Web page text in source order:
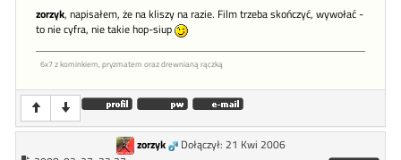
zorzyk, napisałem, że na kliszy na razie. Film trzeba skończyć, wywołać -
to nie cyfra, nie takie hop-siup
6x7 z kominkiem, pryzmatem oraz drewnianą rączką
zorzyk
Dołączył: 21 Kwi 2006